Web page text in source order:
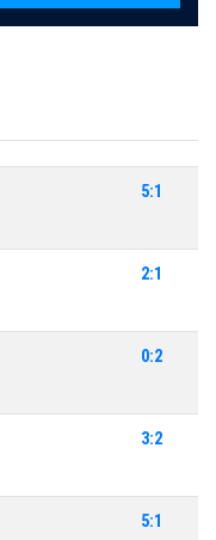
5:1
2:1
0:2
3:2
5:1